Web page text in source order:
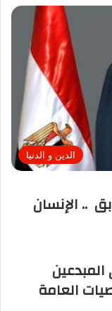
الدين و الدنيا
.. الإنسان
العامة